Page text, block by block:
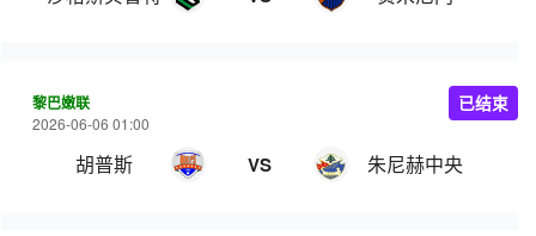
黎巴嫩联
2026-06-06 01:00
胡普斯 VS 朱尼赫中央
已结束